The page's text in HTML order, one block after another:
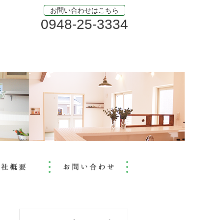
お問い合わせはこちら
0948-25-3334